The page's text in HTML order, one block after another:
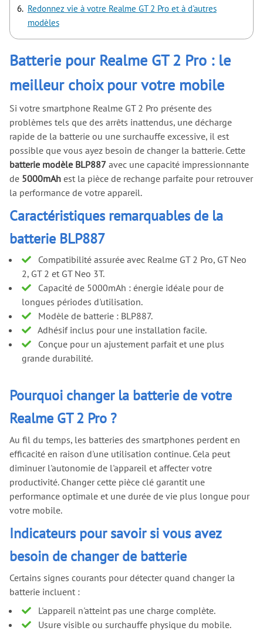
Redonnez vie à votre Realme GT 2 Pro et à d'autres
modèles
Batterie pour Realme GT 2 Pro : le
meilleur choix pour votre mobile
Si votre smartphone Realme GT 2 Pro présente des
problèmes tels que des arrêts inattendus, une décharge
rapide de la batterie ou une surchauffe excessive, il est
possible que vous ayez besoin de changer la batterie. Cette
batterie modèle BLP887 avec une capacité impressionnante
de 5000mAh est la pièce de rechange parfaite pour retrouver
la performance de votre appareil.
Caractéristiques remarquables de la
batterie BLP887
Compatibilité assurée avec Realme GT 2 Pro, GT Neo
2, GT 2 et GT Neo 3T.
Capacité de 5000mAh : énergie idéale pour de
longues périodes d'utilisation.
Modèle de batterie : BLP887.
Adhésif inclus pour une installation facile.
Conçue pour un ajustement parfait et une plus
grande durabilité.
Pourquoi changer la batterie de votre
Realme GT 2 Pro ?
Au fil du temps, les batteries des smartphones perdent en
efficacité en raison d'une utilisation continue. Cela peut
diminuer l'autonomie de l'appareil et affecter votre
productivité. Changer cette pièce clé garantit une
performance optimale et une durée de vie plus longue pour
votre mobile.
Indicateurs pour savoir si vous avez
besoin de changer de batterie
Certains signes courants pour détecter quand changer la
batterie incluent :
L'appareil n'atteint pas une charge complète.
Usure visible ou surchauffe physique du mobile.